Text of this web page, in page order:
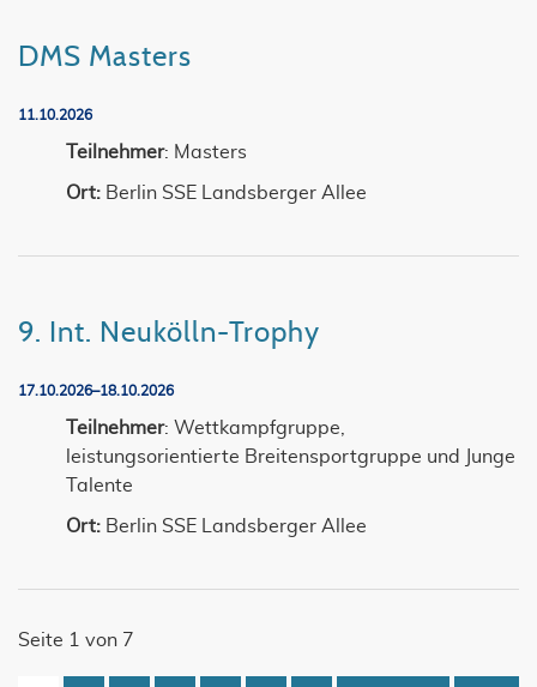
DMS Masters
11.10.2026
Teilnehmer: Masters
Ort: Berlin SSE Landsberger Allee
9. Int. Neukölln-Trophy
17.10.2026–18.10.2026
Teilnehmer: Wettkampfgruppe,
leistungsorientierte Breitensportgruppe und Junge
Talente
Ort: Berlin SSE Landsberger Allee
Seite 1 von 7